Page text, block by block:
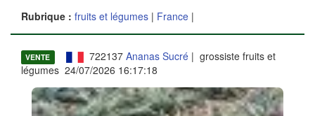
Rubrique : fruits et légumes | France |
VENTE 722137 Ananas Sucré| grossiste fruits et
légumes 24/07/2026 16:17:18